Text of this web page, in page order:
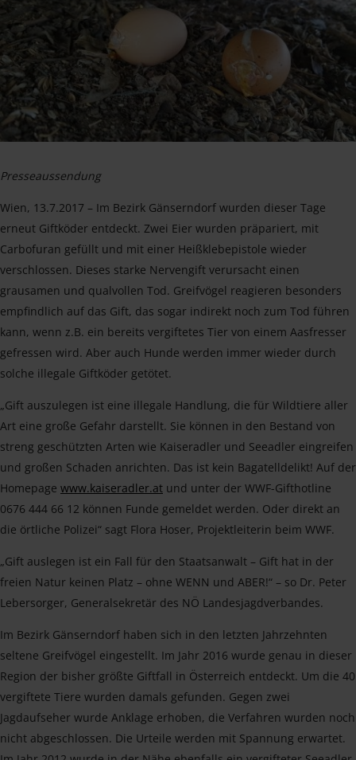
Presseaussendung
Wien, 13.7.2017 – Im Bezirk Gänserndorf wurden dieser Tage
erneut Giftköder entdeckt. Zwei Eier wurden präpariert, mit
Carbofuran gefüllt und mit einer Heißklebepistole wieder
verschlossen. Dieses starke Nervengift verursacht einen
grausamen und qualvollen Tod. Greifvögel reagieren besonders
empfindlich auf das Gift, das sogar indirekt noch zum Tod führen
kann, wenn z.B. ein bereits vergiftetes Tier von einem Aasfresser
gefressen wird. Aber auch Hunde werden immer wieder durch
solche illegale Giftköder getötet.
„Gift auszulegen ist eine illegale Handlung, die für Wildtiere aller
Art eine große Gefahr darstellt. Sie können in den Bestand von
streng geschützten Arten wie Kaiseradler und Seeadler eingreifen
und großen Schaden anrichten. Das ist kein Bagatelldelikt! Auf der
Homepage www.kaiseradler.at und unter der WWF-Gifthotline
0676 444 66 12 können Funde gemeldet werden. Oder direkt an
die örtliche Polizei“ sagt Flora Hoser, Projektleiterin beim WWF.
„Gift auslegen ist ein Fall für den Staatsanwalt – Gift hat in der
freien Natur keinen Platz – ohne WENN und ABER!“ – so Dr. Peter
Lebersorger, Generalsekretär des NÖ Landesjagdverbandes.
Im Bezirk Gänserndorf haben sich in den letzten Jahrzehnten
seltene Greifvögel eingestellt. Im Jahr 2016 wurde genau in dieser
Region der bisher größte Giftfall in Österreich entdeckt. Um die 40
vergiftete Tiere wurden damals gefunden. Gegen zwei
Jagdaufseher wurde Anklage erhoben, die Verfahren wurden noch
nicht abgeschlossen. Die Urteile werden mit Spannung erwartet.